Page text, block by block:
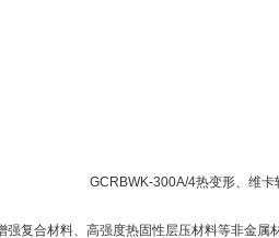
GCRBWK-300A/4热变形、维卡
复合材料、高强度热固性层压材料等非金